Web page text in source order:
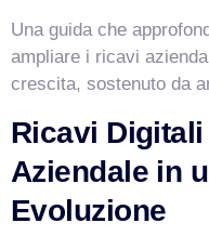
Una guida che
ampliare i ricavi
crescita, sostenuto da
Ricavi
Aziendale in
Evoluzione